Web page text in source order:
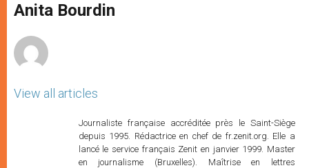
p
p
g
e
o
k
r
Anita Bourdin
View all articles
Journaliste française accréditée près le Saint-Siège
depuis 1995. Rédactrice en chef de fr.zenit.org. Elle a
lancé le service français Zenit en janvier 1999. Master
en journalisme (Bruxelles). Maîtrise en lettres